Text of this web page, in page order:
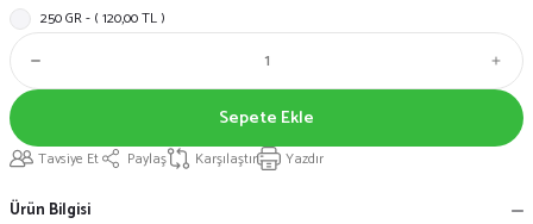
250 GR - ( 120,00 TL )
Sepete Ekle
Tavsiye Et Paylaş Karşılaştır Yazdır
Ürün Bilgisi